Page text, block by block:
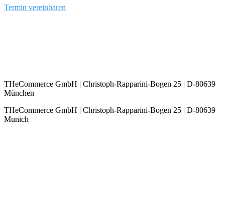
Termin vereinbaren
THeCommerce GmbH | Christoph-Rapparini-Bogen 25 | D-80639
München
THeCommerce GmbH | Christoph-Rapparini-Bogen 25 | D-80639
Munich